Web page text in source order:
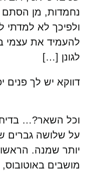
נחמדות, מן הסתם
ולפיכך לא למדתי
להעמיד את עצמי
לגונן […]
דווקא יש לך פנים
וכל השאר?…
על שלושה גברים
יותר שמנה.
מושבים